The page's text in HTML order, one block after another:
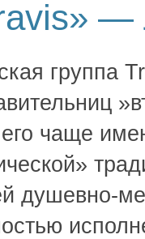
—
группа
чаще
душевно-